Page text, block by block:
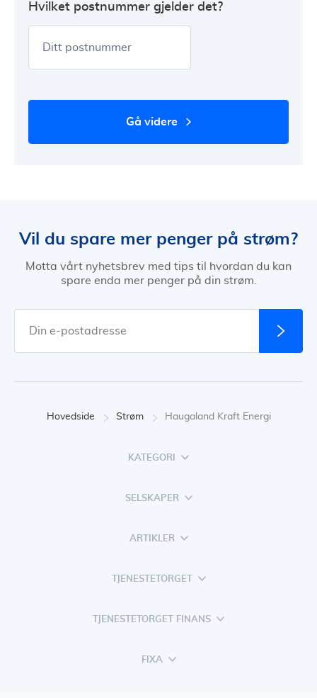
Hvilket postnummer gjelder det?
Ditt postnummer
gå videre
Vil du spare mer penger på strøm?
Motta vårt nyhetsbrev med tips til hvordan du kan
spare enda mer penger på din strøm.
Hovedside Strøm Haugaland Kraft Energi
KATEGORI
SELSKAPER
ARTIKLER
TJENESTETORGET
TJENESTETORGET FINANS
FIXA